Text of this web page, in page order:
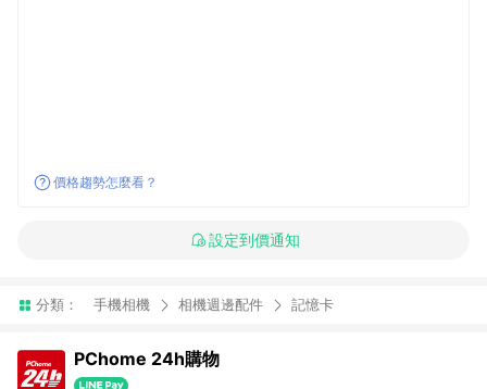
價格趨勢怎麼看？
設定到價通知
分類： 手機相機 相機週邊配件 記憶卡
PChome 24h購物